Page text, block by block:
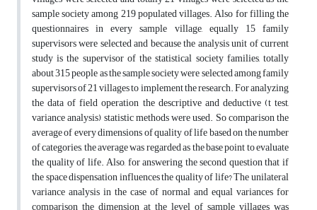
sample society among 219 populated villages. Also for filling the
questionnaires in every sample village, equally 15 family
supervisors were selected and because the analysis unit of current
study is the supervisor of the statistical society families, totally
about 315 people as the sample society were selected among family
supervisors of 21 villages to implement the research. For analyzing
the data of field operation the descriptive and deductive (t test,
variance analysis) statistic methods were used. So comparison the
average of every dimensions of quality of life based on the number
of categories, the average was regarded as the base point to evaluate
the quality of life. Also, for answering the second question that if
the space dispensation influences the quality of life? The unilateral
variance analysis in the case of normal and equal variances for